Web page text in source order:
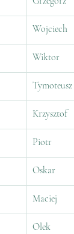
Wojciech
Wiktor
Tymoteusz
Krzysztof
Piotr
Oskar
Maciej
Olek